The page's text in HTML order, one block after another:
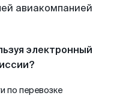
авиакомпанией
электронный
по перевозке